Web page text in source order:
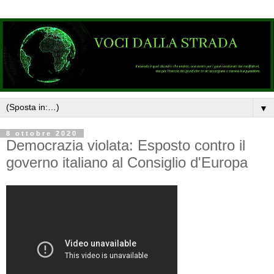
▼
8 ottobre 2020
Democrazia violata: Esposto contro il
governo italiano al Consiglio d'Europa